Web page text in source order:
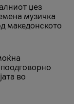
џез
музичка
македонското
во